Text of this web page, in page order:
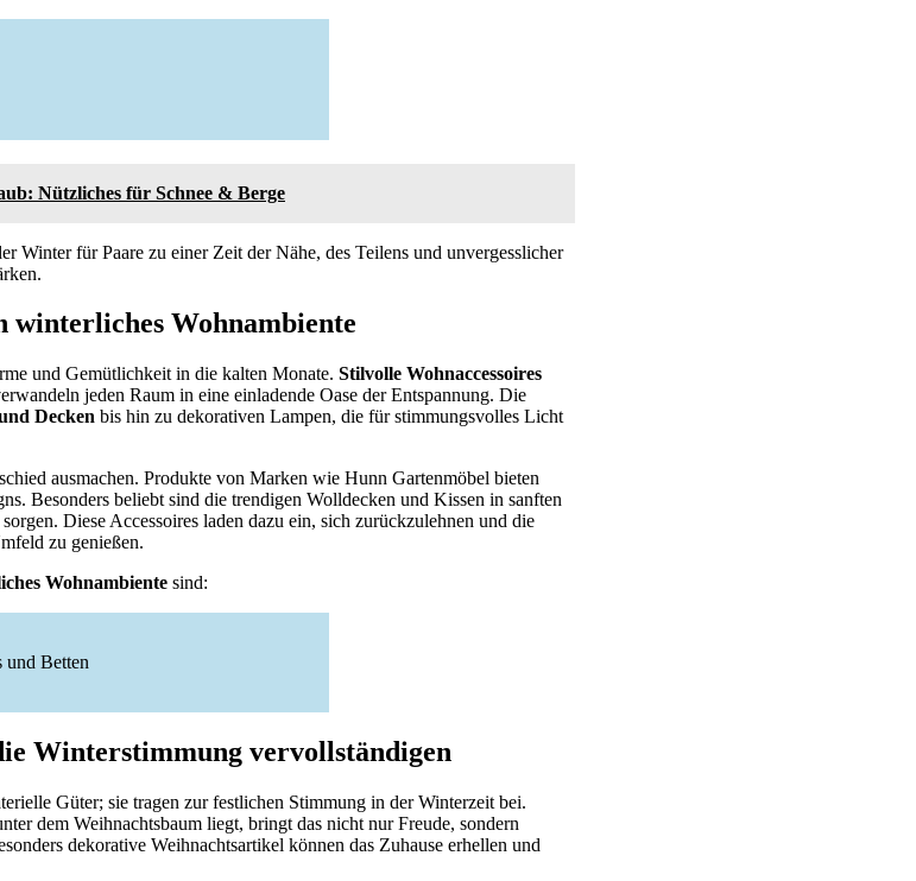
Nützliches für Schnee & Berge
Winter für Paare zu einer Zeit der Nähe, des Teilens und unvergesslicher
winterliches Wohnambiente
und Gemütlichkeit in die kalten Monate. Stilvolle Wohnaccessoires
jeden Raum in eine einladende Oase der Entspannung. Die
Decken bis hin zu dekorativen Lampen, die für stimmungsvolles Licht
ausmachen. Produkte von Marken wie Hunn Gartenmöbel bieten
Besonders beliebt sind die trendigen Wolldecken und Kissen in sanften
sorgen. Diese Accessoires laden dazu ein, sich zurückzulehnen und die
zu genießen.
Wohnambiente sind:
und Betten
Winterstimmung vervollständigen
Güter; sie tragen zur festlichen Stimmung in der Winterzeit bei.
dem Weihnachtsbaum liegt, bringt das nicht nur Freude, sondern
dekorative Weihnachtsartikel können das Zuhause erhellen und